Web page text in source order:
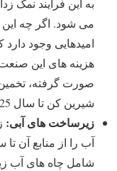
می شود. اگر چه این
امیدهایی وجود
هزینه های این صنعت
صورت گرفته،
شیرین کن تا سال 2025 از 27 میلیارد دلار عبور کند.
زیرساخت های آبی:
آب را از منابع آن
شامل چاه های آب